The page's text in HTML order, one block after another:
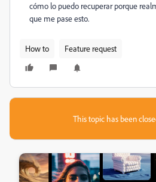
cómo lo puedo recuperar porque
que me pase esto.
How to Feature request
This topic has been